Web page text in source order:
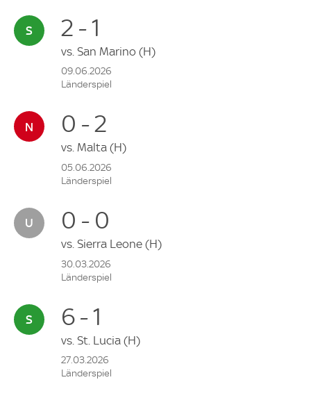
2 - 1
vs. San Marino (H)
09.06.2026
Länderspiel
0 - 2
vs. Malta (H)
05.06.2026
Länderspiel
0 - 0
vs. Sierra Leone (H)
30.03.2026
Länderspiel
6 - 1
vs. St. Lucia (H)
27.03.2026
Länderspiel